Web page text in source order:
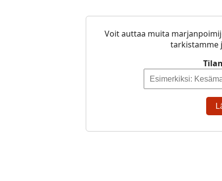
Voit auttaa muita
tarkistamme